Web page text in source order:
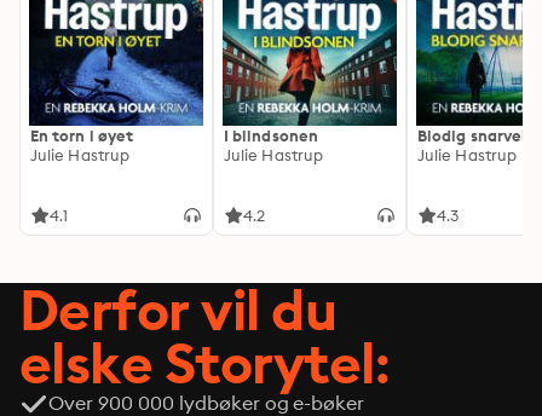
En torn i øyet
Julie Hastrup
4.1
I blindsonen
Julie Hastrup
4.2
Blodig snarvei
Julie Hastrup
4.3
Derfor vil du
elske Storytel:
Over 900 000 lydbøker og e-bøker